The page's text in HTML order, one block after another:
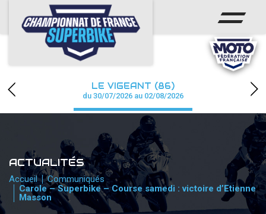
ACCUEIL
CHAMPIONNAT
CALENDRIER
PHOTOS / WEB TV
PARTENAIRES
PRESSE
LE VIGEANT (86)
du 30/07/2026 au 02/08/2026
ACTUALITÉS
Accueil
Communiqués
Carole – Superbike – Course samedi : victoire d’Etienne
Masson